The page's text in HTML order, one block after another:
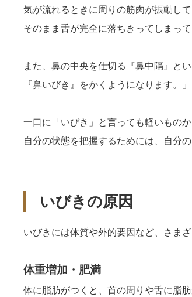
気が流れるときに周りの筋肉が振動して
そのまま舌が完全に落ちきってしまっ
また、鼻の中央を仕切る『鼻中隔』と
『鼻いびき』をかくようになります。」
一口に「いびき」と言っても軽いもの
自分の状態を把握するためには、自分
いびきの原因
いびきには体質や外的要因など、さま
体重増加・肥満
体に脂肪がつくと、首の周りや舌に脂